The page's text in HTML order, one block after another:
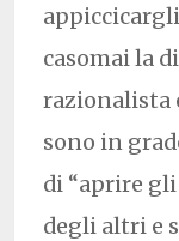
casomai la
razionalista
sono in
di “aprire
degli altri e